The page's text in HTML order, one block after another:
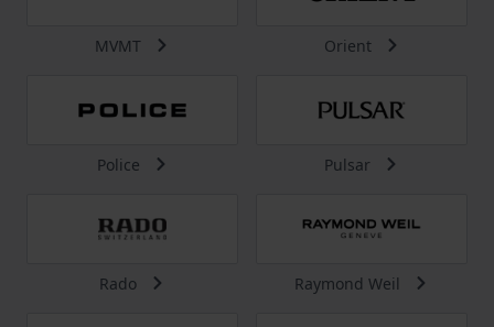
MVMT Orient
Police Pulsar
Rado Raymond Weil